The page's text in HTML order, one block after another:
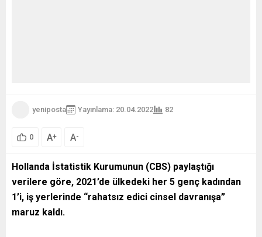
yeniposta Yayınlama: 20.04.2022 82
0 A+ A-
Hollanda İstatistik Kurumunun (CBS) paylaştığı
verilere göre, 2021’de ülkedeki her 5 genç kadından
1’i, iş yerlerinde “rahatsız edici cinsel davranışa”
maruz kaldı.